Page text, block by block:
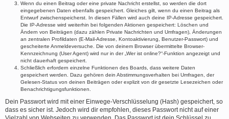
Wenn du einen Beitrag oder eine private Nachricht erstellst, so werden die dort
eingegebenen Daten ebenfalls gespeichert. Gleiches gilt, wenn du einen Beitrag als
Entwurf zwischenspeicherst. In diesen Fällen wird auch deine IP-Adresse gespeichert.
Die IP-Adresse wird weiterhin bei folgenden Aktionen gespeichert: Löschen und
Ändern von Beiträgen (dazu zählen Private Nachrichten und Umfragen), Änderungen
an zentralen Profildaten (E-Mail-Adresse, Kontoaktivierung, Benutzer-Passwort) und
gescheiterte Anmeldeversuche. Die von deinem Browser übermittelte Browser-
Kennzeichnung (User Agent) wird nur in der „Wer ist online?“-Funktion angezeigt und
nicht dauerhaft gespeichert.
Schließlich erfordern einzelne Funktionen des Boards, dass weitere Daten
gespeichert werden. Dazu gehören dein Abstimmungsverhalten bei Umfragen, der
Gelesen-Status von deinen Beiträgen oder explizit von dir gesetzte Lesezeichen oder
Benachrichtigungsfunktionen.
Dein Passwort wird mit einer Einwege-Verschlüsselung (Hash) gespeichert, so
dass es sicher ist. Jedoch wird dir empfohlen, dieses Passwort nicht auf einer